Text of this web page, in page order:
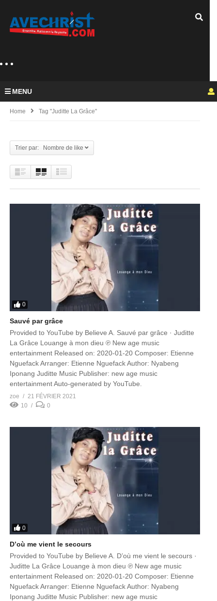
MENU
Home Tag "Juditte La Grâce"
Trier par: Nombre de like
0
Sauvé par grâce
Provided to YouTube by Believe A. Sauvé par grâce · Juditte
La Grâce Louange à mon dieu ℗ New age music
entertainment Released on: 2020-01-20 Composer: Etienne
Nguefack Arranger: Etienne Nguefack Author: Nyabeng
Iponang Juditte Music Publisher: new age music
entertainment Auto-generated by YouTube.
zoe
21 FÉVRIER 2021
10
0
0
D’où me vient le secours
Provided to YouTube by Believe A. D’où me vient le secours ·
Juditte La Grâce Louange à mon dieu ℗ New age music
entertainment Released on: 2020-01-20 Composer: Etienne
Nguefack Arranger: Etienne Nguefack Author: Nyabeng
Iponang Juditte Music Publisher: new age music